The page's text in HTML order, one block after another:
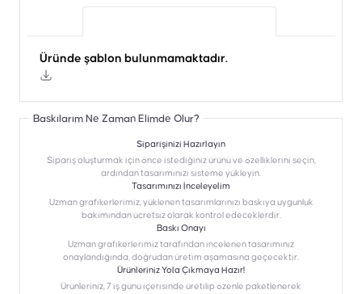
Üründe şablon bulunmamaktadır.
Baskılarım Ne Zaman Elimde Olur?
Siparişinizi Hazırlayın
Sipariş oluşturmak için önce istediğiniz ürünü ve özelliklerini seçin,
ardından tasarımınızı sisteme yükleyin.
Tasarımınızı İnceleyelim
Uzman grafikerlerimiz, yüklenen tasarımlarınızı baskıya uygunluk
bakımından ücretsiz olarak kontrol edeceklerdir.
Baskı Onayı
Uzman grafikerlerimiz tarafından incelenen tasarımınız
onaylandığında, doğrudan üretim aşamasına geçecektir.
Ürünleriniz Yola Çıkmaya Hazır!
Ürünleriniz, 7 iş günü içerisinde üretilip özenle paketlenerek